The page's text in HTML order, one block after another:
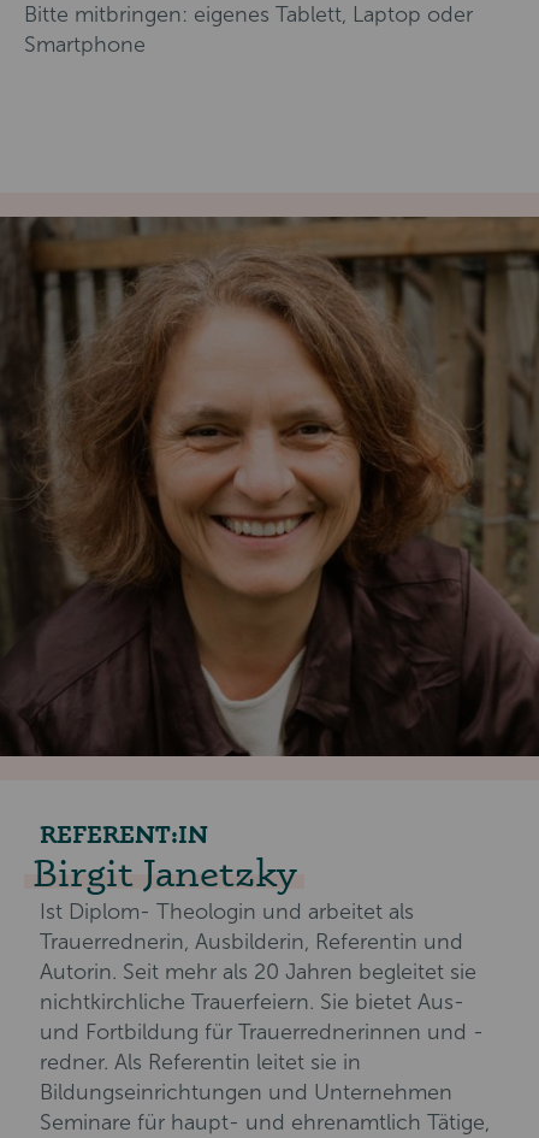
Bitte mitbringen: eigenes Tablett, Laptop oder
Smartphone
REFERENT:IN
Birgit Janetzky
Ist Diplom- Theologin und arbeitet als
Trauerrednerin, Ausbilderin, Referentin und
Autorin. Seit mehr als 20 Jahren begleitet sie
nichtkirchliche Trauerfeiern. Sie bietet Aus-
und Fortbildung für Trauerrednerinnen und -
redner. Als Referentin leitet sie in
Bildungseinrichtungen und Unternehmen
Seminare für haupt- und ehrenamtlich Tätige,